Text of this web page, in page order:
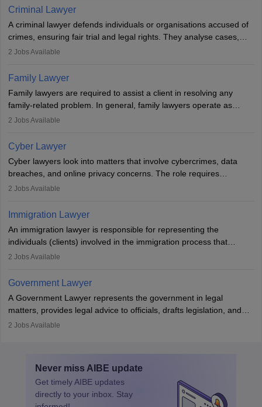
minorities, vulnerable populations, the LGBTQI community,
indigenous people and others.
Criminal Lawyer
A criminal lawyer defends individuals or organisations accused of
crimes, ensuring fair trial and legal rights. They analyse cases,
represent clients in court, conduct legal research, and negotiate
essential. After earning a law degree, gaining experience, and
registering with a Bar Council, they can practise independently or
with law firms.
2 Jobs Available
Family Lawyer
Family lawyers are required to assist a client in resolving any
family-related problem. In general, family lawyers operate as
mediators between family members when conflicts arise.
drafting prenuptial agreements to protect someone's financial
interests prior to marriage, consulting on grounds for
impeachment or civil union separation, and drafting separation
agreements.
2 Jobs Available
Cyber Lawyer
Cyber lawyers look into matters that involve cybercrimes, data
breaches, and online privacy concerns. The role requires
individuals to draft legal documents, represent clients in court, and
2 Jobs Available
Immigration Lawyer
An immigration lawyer is responsible for representing the
individuals (clients) involved in the immigration process that
includes legal, and illegal citizens and refugees who want to reside
2 Jobs Available
Government Lawyer
A Government Lawyer represents the government in legal
matters, provides legal advice to officials, drafts legislation, and
prosecutes or defends cases. The role requires strong research,
roles from junior to senior government lawyer.
2 Jobs Available
Never miss AIBE update
Get timelyAIBE updates
directly to your inbox. Stay